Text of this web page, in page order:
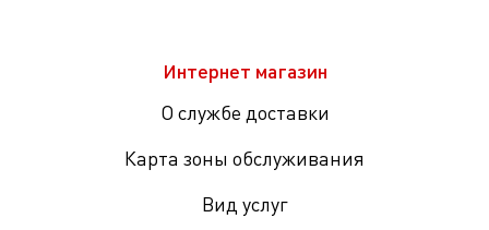
Интернет магазин
О службе доставки
Карта зоны обслуживания
Вид услуг